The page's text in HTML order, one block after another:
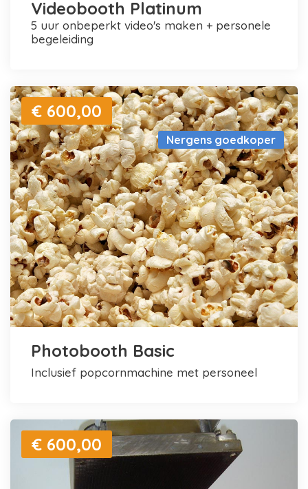
Videobooth Platinum
5 uur onbeperkt video's maken + personele
begeleiding
Nergens goedkoper
€ 600,00
Photobooth Basic
inclusief popcornmachine met personeel
€ 600,00